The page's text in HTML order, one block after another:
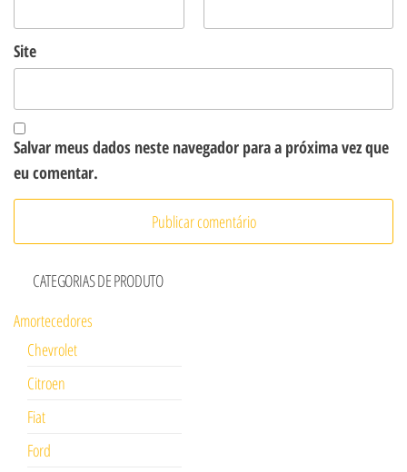
Site
Salvar meus dados neste navegador para a próxima vez que
eu comentar.
CATEGORIAS DE PRODUTO
Amortecedores
Chevrolet
Citroen
Fiat
Ford